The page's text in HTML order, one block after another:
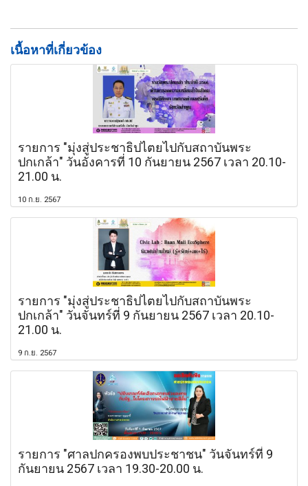
เนื้อหาที่เกี่ยวข้อง
รายการ "มุ่งสู่ประชาธิปไตยไปกับสถาบันพระ
ปกเกล้า" วันอังคารที่ 10 กันยายน 2567 เวลา 20.10-
21.00 น.
10 ก.ย. 2567
รายการ "มุ่งสู่ประชาธิปไตยไปกับสถาบันพระ
ปกเกล้า" วันจันทร์ที่ 9 กันยายน 2567 เวลา 20.10-
21.00 น.
9 ก.ย. 2567
รายการ "ศาลปกครองพบประชาชน" วันจันทร์ที่ 9
กันยายน 2567 เวลา 19.30-20.00 น.